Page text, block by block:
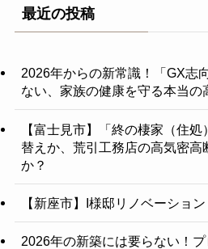
最近の投稿
2026年からの新常識！「GX志
ない、家族の健康を守る本当の
【富士見市】「終の棲家（住
替えか、荒引工務店の高気密高
か？
【新座市】I様邸リノベーション
2026年の新築には要らない！